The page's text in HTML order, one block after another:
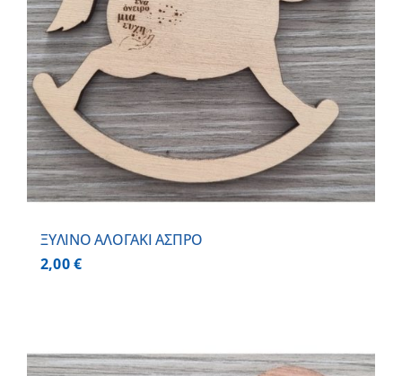
ΞΥΛΙΝΟ ΑΛΟΓΑΚΙ ΑΣΠΡΟ
2,00€